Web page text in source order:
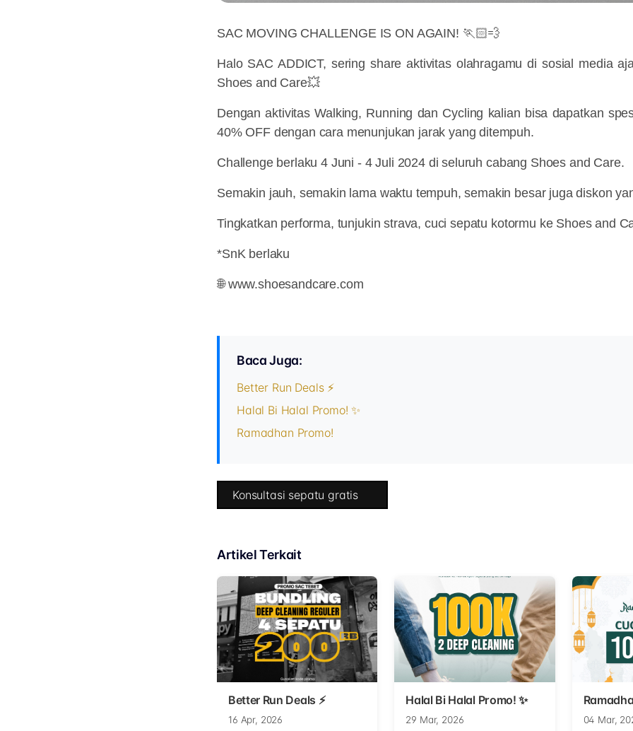
SAC MOVING CHALLENGE IS ON AGAIN! 🏃🏻💨
Halo SAC ADDICT, sering share aktivitas olahragamu di sosial media
Shoes and Care💥
Dengan aktivitas Walking, Running dan Cycling kalian bisa dapatkan
40% OFF dengan cara menunjukan jarak yang ditempuh.
Challenge berlaku 4 Juni - 4 Juli 2024 di seluruh cabang Shoes and Care.
Semakin jauh, semakin lama waktu tempuh, semakin besar juga diskon
Tingkatkan performa, tunjukin strava, cuci sepatu kotormu ke Shoes and
*SnK berlaku
🌐 www.shoesandcare.com
Baca Juga:
Better Run Deals ⚡
Halal Bi Halal Promo! ✨
Ramadhan Promo!
Konsultasi sepatu gratis
Artikel Terkait
Better Run Deals ⚡
16 Apr, 2026
Halal Bi Halal Promo! ✨
29 Mar, 2026 04 Mar,